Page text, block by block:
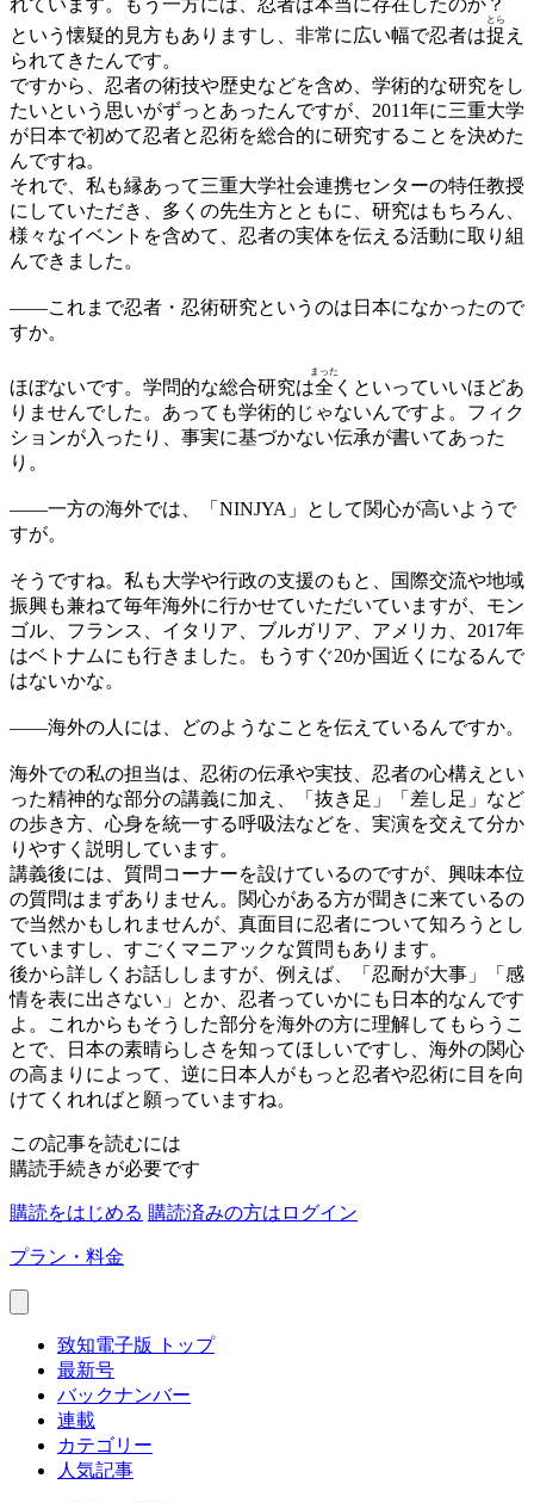
れています。もう一方には、忍者は本当に存在したのか？
という懐疑的見方もありますし、非常に広い幅で忍者は捉
とら
え
られてきたんです。
ですから、忍者の術技や歴史などを含め、学術的な研究をし
たいという思いがずっとあったんですが、2011年に三重大学
が日本で初めて忍者と忍術を総合的に研究することを決めた
んですね。
それで、私も縁あって三重大学社会連携センターの特任教授
にしていただき、多くの先生方とともに、研究はもちろん、
様々なイベントを含めて、忍者の実体を伝える活動に取り組
んできました。
——これまで忍者・忍術研究というのは日本になかったので
すか。
ほぼないです。学問的な総合研究は全
まった
くといっていいほどあ
りませんでした。あっても学術的じゃないんですよ。フィク
ションが入ったり、事実に基づかない伝承が書いてあった
り。
——一方の海外では、「NINJYA」として関心が高いようで
すが。
そうですね。私も大学や行政の支援のもと、国際交流や地域
振興も兼ねて毎年海外に行かせていただいていますが、モン
ゴル、フランス、イタリア、ブルガリア、アメリカ、2017年
はベトナムにも行きました。もうすぐ20か国近くになるんで
はないかな。
——海外の人には、どのようなことを伝えているんですか。
海外での私の担当は、忍術の伝承や実技、忍者の心構えとい
った精神的な部分の講義に加え、「抜き足」「差し足」など
の歩き方、心身を統一する呼吸法などを、実演を交えて分か
りやすく説明しています。
講義後には、質問コーナーを設けているのですが、興味本位
の質問はまずありません。関心がある方が聞きに来ているの
で当然かもしれませんが、真面目に忍者について知ろうとし
ていますし、すごくマニアックな質問もあります。
後から詳しくお話ししますが、例えば、「忍耐が大事」「感
情を表に出さない」とか、忍者っていかにも日本的なんです
よ。これからもそうした部分を海外の方に理解してもらうこ
とで、日本の素晴らしさを知ってほしいですし、海外の関心
の高まりによって、逆に日本人がもっと忍者や忍術に目を向
けてくれればと願っていますね。
この記事を読むには
購読手続きが必要です
購読をはじめる 購読済みの方はログイン
プラン・料金
致知電子版 トップ
最新号
バックナンバー
連載
カテゴリー
人気記事